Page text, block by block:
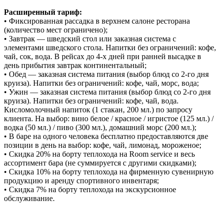
Расширенный тариф:
• Фиксированная рассадка в верхнем салоне ресторана
(количество мест ограничено);
• Завтрак — шведский стол или заказная система с
элементами шведского стола. Напитки без ограничений: кофе,
чай, сок, вода. В рейсах до 4-х дней при ранней высадке в
день прибытия завтрак континентальный;
• Обед — заказная система питания (выбор блюд со 2-го дня
круиза). Напитки без ограничений: кофе, чай, морс, вода;
• Ужин — заказная система питания (выбор блюд со 2-го дня
круиза). Напитки без ограничений: кофе, чай, вода.
Кисломолочный напиток (1 стакан, 200 мл.) по запросу
клиента. На выбор: вино белое / красное / игристое (125 мл.) /
водка (50 мл.) / пиво (300 мл.), домашний морс (200 мл.);
• В баре на одного человека бесплатно предоставляются две
позиции в день на выбор: кофе, чай, лимонад, мороженое;
• Скидка 20% на борту теплохода на Room service и весь
ассортимент бара (не суммируется с другими скидками);
• Скидка 10% на борту теплохода на фирменную сувенирную
продукцию и аренду спортивного инвентаря;
• Скидка 7% на борту теплохода на экскурсионное
обслуживание.